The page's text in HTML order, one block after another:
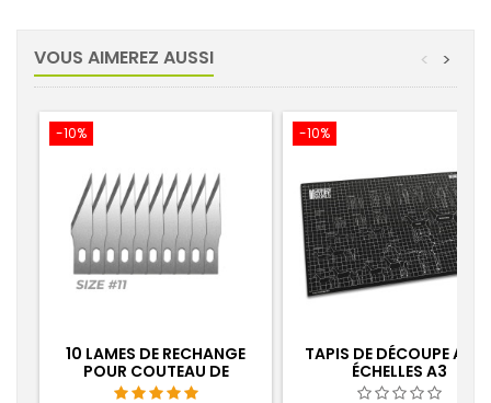
VOUS AIMEREZ AUSSI >
<
-10%
10 LAMES DE RECHANGE
POUR COUTEAU DE
MODELISTE
-10%
TAPIS DE DÉCOUPE
ÉCHELLES A3